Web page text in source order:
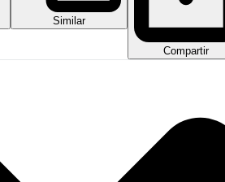
Similar
Compartir